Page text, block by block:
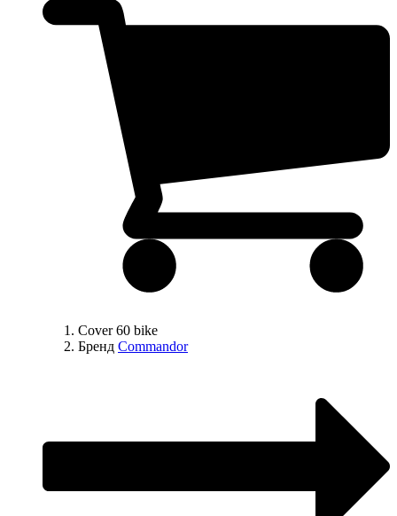
Cover 60 bike
Бренд Commandor